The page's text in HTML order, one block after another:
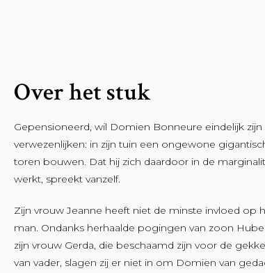
Over het stuk
Gepensioneerd, wil Domien Bonneure eindelijk
verwezenlijken: in zijn tuin een ongewone
toren bouwen. Dat hij zich daardoor in de
werkt, spreekt vanzelf.
Zijn vrouw Jeanne heeft niet de minste invloed op
man. Ondanks herhaalde pogingen van zoon
zijn vrouw Gerda, die beschaamd zijn voor de
van vader, slagen zij er niet in om Domien van